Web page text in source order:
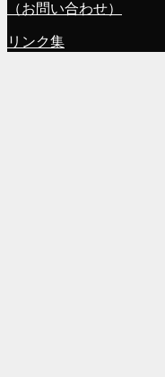
（お問い合わせ）
リンク集